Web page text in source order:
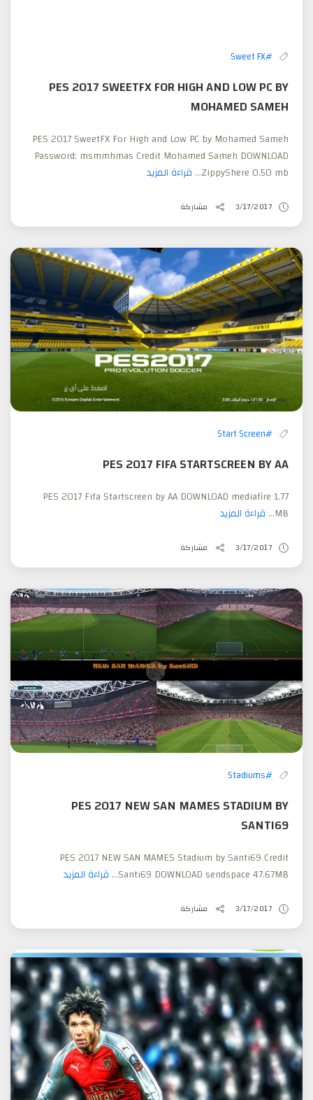
#Sweet FX
PES 2017 SWEETFX FOR HIGH AND LOW PC BY
MOHAMED SAMEH
PES 2017 SweetFX For High and Low PC by Mohamed Sameh
Password: msmmhmas Credit Mohamed Sameh DOWNLOAD
ZippyShere 0.50 mb... قراءة المزيد
3/17/2017 مشاركة
#Start Screen
PES 2017 FIFA STARTSCREEN BY AA
PES 2017 Fifa Startscreen by AA DOWNLOAD mediafire 1.77
MB... قراءة المزيد
3/17/2017 مشاركة
#Stadiums
PES 2017 NEW SAN MAMES STADIUM BY
SANTI69
PES 2017 NEW SAN MAMES Stadium by Santi69 Credit
Santi69 DOWNLOAD sendspace 47.67MB... قراءة المزيد
3/17/2017 مشاركة